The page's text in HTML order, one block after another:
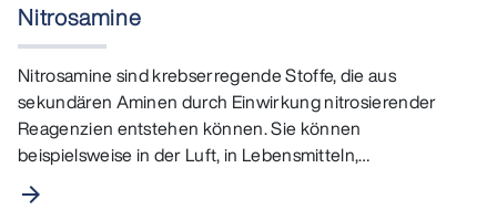
Nitrosamine
Nitrosamine sind krebserregende Stoffe, die aus
sekundären Aminen durch Einwirkung nitrosierender
Reagenzien entstehen können. Sie können
beispielsweise in der Luft, in Lebensmitteln,
Gummiprodukten,…
arrow_forward